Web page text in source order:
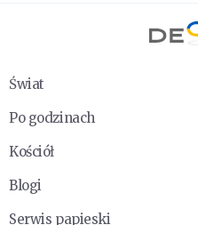
Świat
Po godzinach
Kościół
Blogi
Serwis papieski